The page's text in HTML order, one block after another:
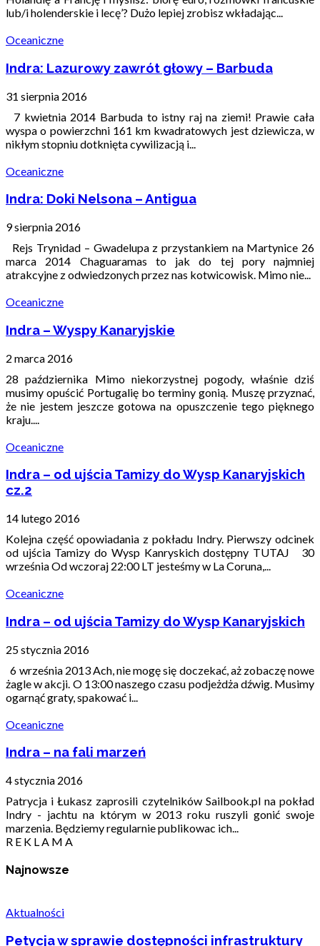
lub/i holenderskie i lecę’? Dużo lepiej zrobisz wkładając...
Oceaniczne
Indra: Lazurowy zawrót głowy – Barbuda
31 sierpnia 2016
7 kwietnia 2014 Barbuda to istny raj na ziemi! Prawie cała
wyspa o powierzchni 161 km kwadratowych jest dziewicza, w
nikłym stopniu dotknięta cywilizacją i...
Oceaniczne
Indra: Doki Nelsona – Antigua
9 sierpnia 2016
Rejs Trynidad – Gwadelupa z przystankiem na Martynice 26
marca 2014 Chaguaramas to jak do tej pory najmniej
atrakcyjne z odwiedzonych przez nas kotwicowisk. Mimo nie...
Oceaniczne
Indra – Wyspy Kanaryjskie
2 marca 2016
28 października Mimo niekorzystnej pogody, właśnie dziś
musimy opuścić Portugalię bo terminy gonią. Muszę przyznać,
że nie jestem jeszcze gotowa na opuszczenie tego pięknego
kraju....
Oceaniczne
Indra – od ujścia Tamizy do Wysp Kanaryjskich
cz.2
14 lutego 2016
Kolejna część opowiadania z pokładu Indry. Pierwszy odcinek
od ujścia Tamizy do Wysp Kanryskich dostępny TUTAJ 30
września Od wczoraj 22:00 LT jesteśmy w La Coruna,...
Oceaniczne
Indra – od ujścia Tamizy do Wysp Kanaryjskich
25 stycznia 2016
6 września 2013 Ach, nie mogę się doczekać, aż zobaczę nowe
żagle w akcji. O 13:00 naszego czasu podjeżdża dźwig. Musimy
ogarnąć graty, spakować i...
Oceaniczne
Indra – na fali marzeń
4 stycznia 2016
Patrycja i Łukasz zaprosili czytelników Sailbook.pl na pokład
Indry - jachtu na którym w 2013 roku ruszyli gonić swoje
marzenia. Będziemy regularnie publikowac ich...
R E K L A M A
Najnowsze
Aktualności
Petycja w sprawie dostępności infrastruktury